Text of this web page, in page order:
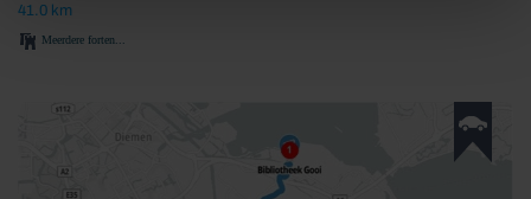
41.0 km
Meerdere forten...